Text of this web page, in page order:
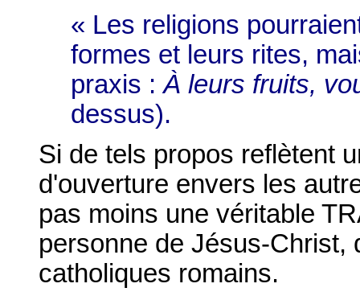
« Les religions
formes et leurs rites,
praxis :À leurs fruits,
dessus).
Si de tels propos reflètent
d'ouverture envers les
pas moins une véritable
personne de Jésus-Christ,
catholiques romains.